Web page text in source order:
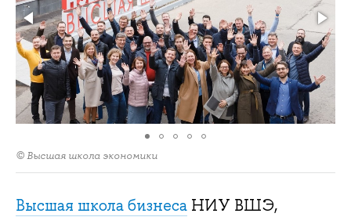
© Высшая школа экономики
Высшая школа бизнеса НИУ ВШЭ,